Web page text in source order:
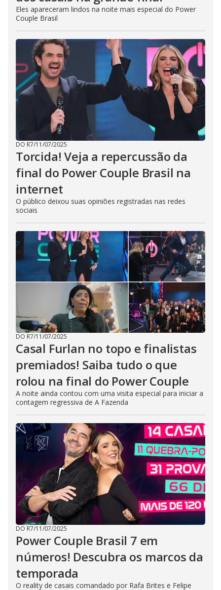
Eles apareceram lindos na noite mais especial do Power
Couple Brasil
DO R7/11/07/2025
Torcida! Veja a repercussão da
final do Power Couple Brasil na
internet
O público deixou suas opiniões registradas nas redes
sociais
DO R7/11/07/2025
Casal Furlan no topo e finalistas
premiados! Saiba tudo o que
rolou na final do Power Couple
A noite ainda contou com uma visita especial para iniciar a
contagem regressiva de A Fazenda
DO R7/11/07/2025
Power Couple Brasil 7 em
números! Descubra os marcos da
temporada
O reality de casais comandado por Rafa Brites e Felipe